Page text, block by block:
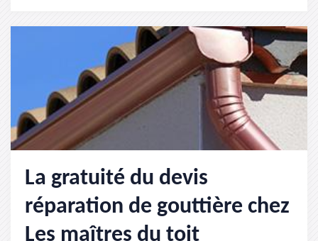
La gratuité du devis
réparation de gouttière chez
Les maîtres du toit